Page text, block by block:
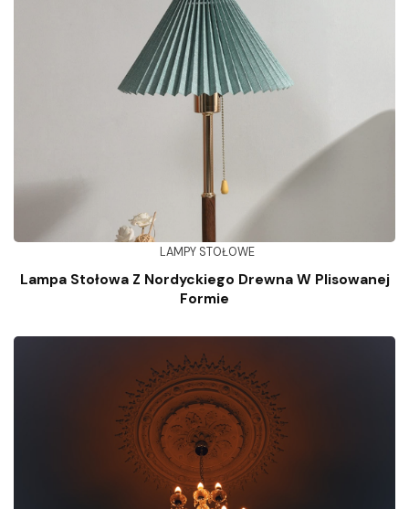
LAMPY STOŁOWE
Lampa Stołowa Z Nordyckiego Drewna W Plisowanej
Formie